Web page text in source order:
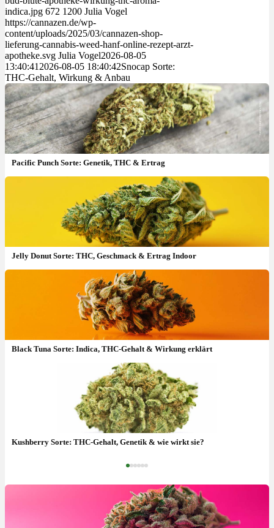
indica.jpg 672 1200 Julia Vogel
https://cannazen.de/wp-
content/uploads/2025/03/cannazen-shop-
lieferung-cannabis-weed-hanf-online-rezept-arzt-
apotheke.svg Julia Vogel2026-08-05
13:40:41 2026-08-05 18:40:42Snocap Sorte:
THC-Gehalt, Wirkung & Anbau
Pacific Punch Sorte: Genetik, THC & Ertrag
Jelly Donut Sorte: THC, Geschmack & Ertrag Indoor
Black Tuna Sorte: Indica, THC-Gehalt & Wirkung erklärt
Kushberry Sorte: THC-Gehalt, Genetik & wie wirkt sie?
Apple Tartz Sorte: THC-Gehalt, Apfel-Aroma & Wirkung